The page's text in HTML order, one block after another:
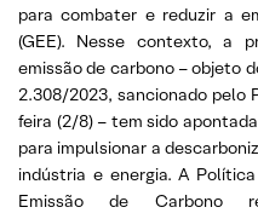
para combater e reduzir a
(GEE). Nesse contexto, a
emissão de carbono – objeto
2.308/2023, sancionado pelo
feira (2/8) – tem sido
para impulsionar a
indústria e energia. A
Emissão de Carbono